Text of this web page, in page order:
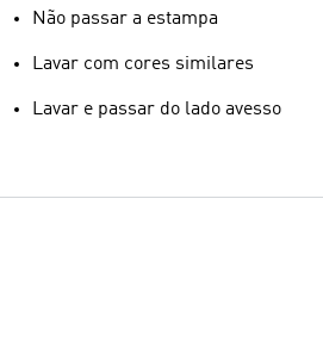
Não passar a estampa
Lavar com cores similares
Lavar e passar do lado avesso